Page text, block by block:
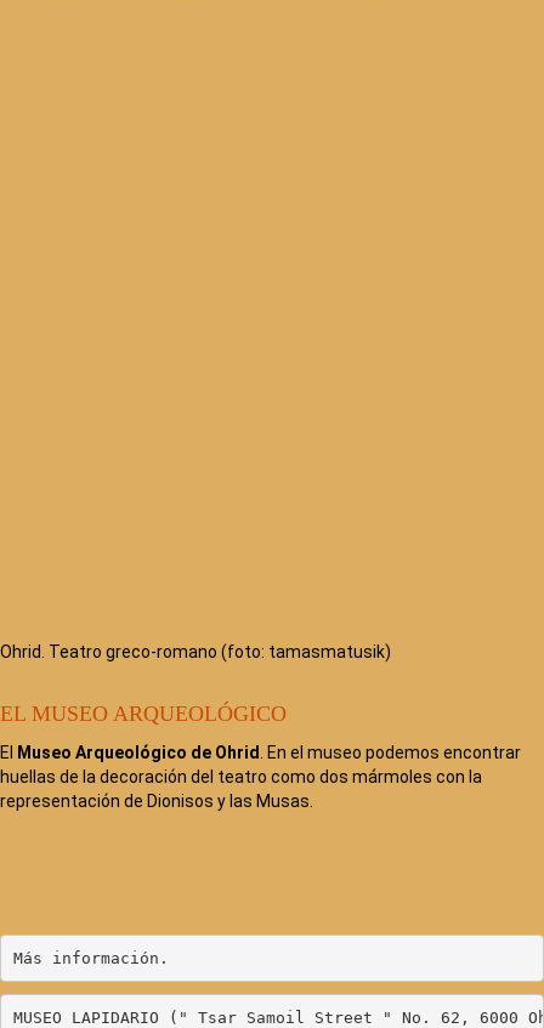
Ohrid. Teatro greco-romano (foto: tamasmatusik)
EL MUSEO ARQUEOLÓGICO
El Museo Arqueológico de Ohrid
. En el museo podemos encontrar
huellas de la decoración del teatro como dos mármoles con la
representación de Dionisos y las Musas.
Más información.
MUSEO LAPIDARIO (" Tsar Samoil Street " No. 62, 6000